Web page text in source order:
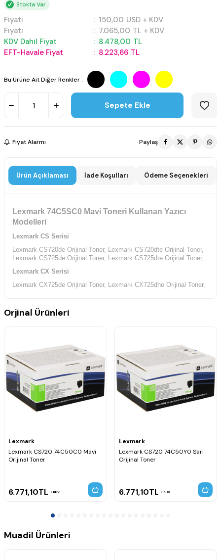
Stokta Var
Fiyatı : 150,00 USD + KDV
Fiyatı
: 7.065,00 TL + KDV
KDV Dahil Fiyat
: 8.478,00 TL
EFT-Havale Fiyat
: 8.223,66 TL
Bu Ürüne Ait Diğer Renkler :
Sepete Ekle
Fiyat Alarmı Paylaş
Ürün Açıklaması İade Koşulları Ödeme Seçenekleri
Lexmark 74C5SC0 Mavi Toneri Kullanan Yazıcı
Modelleri
Lexmark CS Serisi
Lexmark CS720de Orijinal Toner, Lexmark CS720dte Orijinal Toner,
Lexmark CS725de Orijinal Toner, Lexmark CS725dte Orijinal Toner,
Lexmark CX Serisi
Lexmark CX725de Orijinal Toner, Lexmark CX725dhe Orijinal Toner,
Orjinal Ürünleri
Lexmark
Lexmark CS720 74C50C0 Mavi
Orijinal Toner
6.771,10TL KDV
Lexmark
Lexmark CS720 74C50Y0 Sarı
Orijinal Toner
6.771,10TL KDV
Muadil Ürünleri